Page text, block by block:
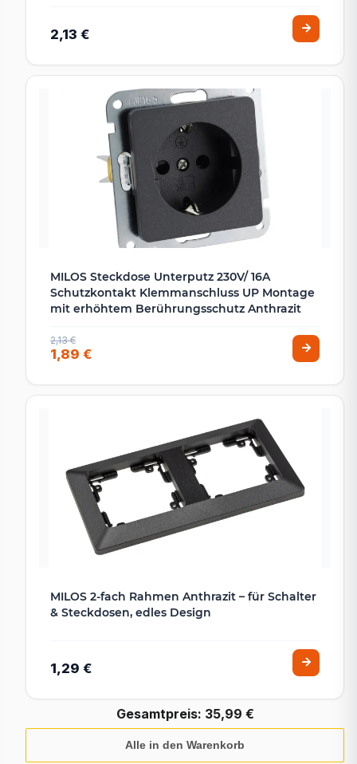
2,13 €
MILOS Steckdose Unterputz 230V/ 16A
Schutzkontakt Klemmanschluss UP Montage
mit erhöhtem Berührungsschutz Anthrazit
2,13 €
1,89 €
MILOS 2-fach Rahmen Anthrazit – für Schalter
& Steckdosen, edles Design
1,29 €
Gesamtpreis: 35,99 €
Alle in den Warenkorb